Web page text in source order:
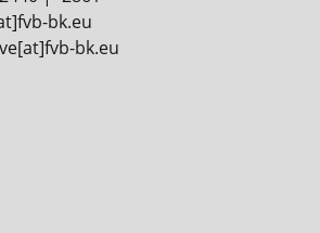
bk.eu
bk.eu